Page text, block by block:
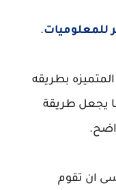
للمعلوميات.
بطريقه
يجعل طريقة
ان تقوم